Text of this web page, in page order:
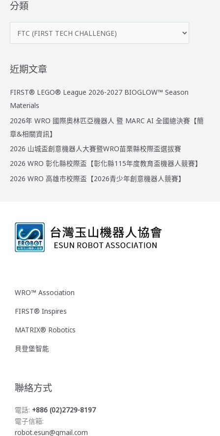
國
代
隊
上
拔
結
果
公
告
鍵
分類
類
近期文章
FIRST® LEGO® League 2026-2027 BIOGLOW™ Season
Materials
2026年 WRO 國際奧林匹亞機器人 暨 MARC AI 全國總決賽【簡
章&相關資訊】
2026 山城盃創意機器人大賽暨WRO苗栗縣校際盃選拔賽
2026 WRO 彰化縣校際盃【彰化縣115年度教育盃機器人競賽】
2026 WRO 高雄市校際盃【2026青少年創意機器人競賽】
WRO™ Association
FIRST® Inspires
MATRIX® Robotics
貝登堡智能
聯絡方式
電話: +886 (02)2729-8197
電子信箱:
robot.esun@gmail.com